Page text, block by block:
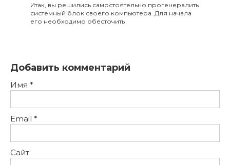
Итак, вы решились самостоятельно прогенералить
системный блок своего компьютера. Для начала
его необходимо обесточить
Добавить комментарий
Имя *
Email *
Сайт